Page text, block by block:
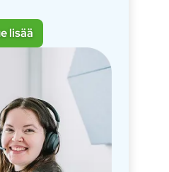
lisää